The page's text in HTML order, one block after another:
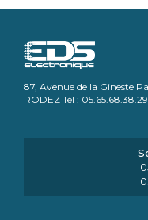
87, Avenue de la Gineste
RODEZ Tél :